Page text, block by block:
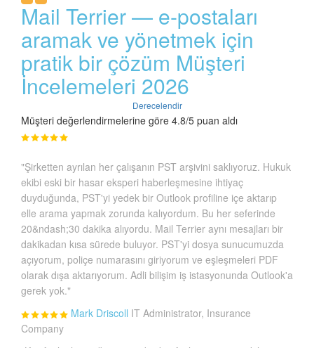
Mail Terrier — e-postaları
aramak ve yönetmek için
pratik bir çözüm Müşteri
İncelemeleri 2026
Derecelendir
Müşteri değerlendirmelerine göre 4.8/5 puan aldı
"Şirketten ayrılan her çalışanın PST arşivini saklıyoruz. Hukuk
ekibi eski bir hasar eksperi haberleşmesine ihtiyaç
duyduğunda, PST'yi yedek bir Outlook profiline içe aktarıp
elle arama yapmak zorunda kalıyordum. Bu her seferinde
20&ndash;30 dakika alıyordu. Mail Terrier aynı mesajları bir
dakikadan kısa sürede buluyor. PST'yi dosya sunucumuzda
açıyorum, poliçe numarasını giriyorum ve eşleşmeleri PDF
olarak dışa aktarıyorum. Adli bilişim iş istasyonunda Outlook'a
gerek yok."
Mark Driscoll IT Administrator, Insurance
Company